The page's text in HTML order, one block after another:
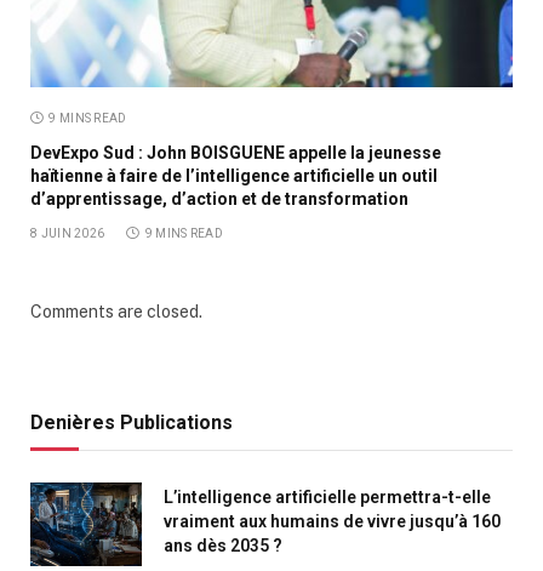
9 MINS READ
DevExpo Sud : John BOISGUENE appelle la jeunesse
haïtienne à faire de l’intelligence artificielle un outil
d’apprentissage, d’action et de transformation
8 JUIN 2026 9 MINS READ
Comments are closed.
Denières Publications
L’intelligence artificielle permettra-t-elle
vraiment aux humains de vivre jusqu’à 160
ans dès 2035 ?